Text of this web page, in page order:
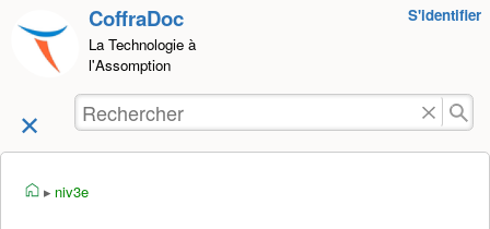
Aller au
contenu
CoffraDoc
La Technologie à
l'Assomption
S'identifier
Rechercher
accueil
niv3e